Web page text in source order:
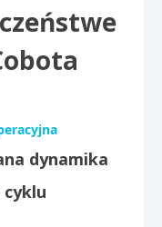
dynamika